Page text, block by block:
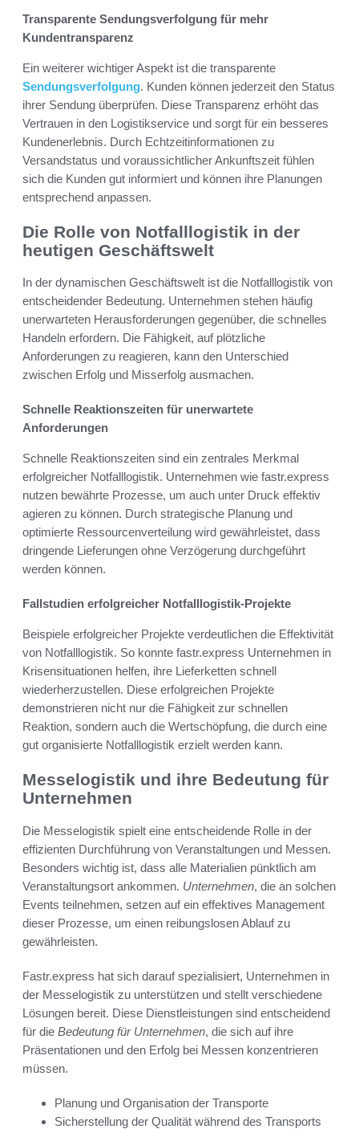
Transparente Sendungsverfolgung für mehr
Kundentransparenz
Ein weiterer wichtiger Aspekt ist die transparente
Sendungsverfolgung. Kunden können jederzeit den Status
ihrer Sendung überprüfen. Diese Transparenz erhöht das
Vertrauen in den Logistikservice und sorgt für ein besseres
Kundenerlebnis. Durch Echtzeitinformationen zu
Versandstatus und voraussichtlicher Ankunftszeit fühlen
sich die Kunden gut informiert und können ihre Planungen
entsprechend anpassen.
Die Rolle von Notfalllogistik in der
heutigen Geschäftswelt
In der dynamischen Geschäftswelt ist die Notfalllogistik von
entscheidender Bedeutung. Unternehmen stehen häufig
unerwarteten Herausforderungen gegenüber, die schnelles
Handeln erfordern. Die Fähigkeit, auf plötzliche
Anforderungen zu reagieren, kann den Unterschied
zwischen Erfolg und Misserfolg ausmachen.
Schnelle Reaktionszeiten für unerwartete
Anforderungen
Schnelle Reaktionszeiten sind ein zentrales Merkmal
erfolgreicher Notfalllogistik. Unternehmen wie fastr.express
nutzen bewährte Prozesse, um auch unter Druck effektiv
agieren zu können. Durch strategische Planung und
optimierte Ressourcenverteilung wird gewährleistet, dass
dringende Lieferungen ohne Verzögerung durchgeführt
werden können.
Fallstudien erfolgreicher Notfalllogistik-Projekte
Beispiele erfolgreicher Projekte verdeutlichen die Effektivität
von Notfalllogistik. So konnte fastr.express Unternehmen in
Krisensituationen helfen, ihre Lieferketten schnell
wiederherzustellen. Diese erfolgreichen Projekte
demonstrieren nicht nur die Fähigkeit zur schnellen
Reaktion, sondern auch die Wertschöpfung, die durch eine
gut organisierte Notfalllogistik erzielt werden kann.
Messelogistik und ihre Bedeutung für
Unternehmen
Die Messelogistik spielt eine entscheidende Rolle in der
effizienten Durchführung von Veranstaltungen und Messen.
Besonders wichtig ist, dass alle Materialien pünktlich am
Veranstaltungsort ankommen. Unternehmen, die an solchen
Events teilnehmen, setzen auf ein effektives Management
dieser Prozesse, um einen reibungslosen Ablauf zu
gewährleisten.
Fastr.express hat sich darauf spezialisiert, Unternehmen in
der Messelogistik zu unterstützen und stellt verschiedene
Lösungen bereit. Diese Dienstleistungen sind entscheidend
für die Bedeutung für Unternehmen, die sich auf ihre
Präsentationen und den Erfolg bei Messen konzentrieren
müssen.
Planung und Organisation der Transporte
Sicherstellung der Qualität während des Transports